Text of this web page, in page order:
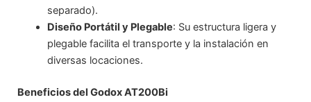
separado).
Diseño Portátil y Plegable: Su estructura ligera y
plegable facilita el transporte y la instalación en
diversas locaciones.
Beneficios del Godox AT200Bi